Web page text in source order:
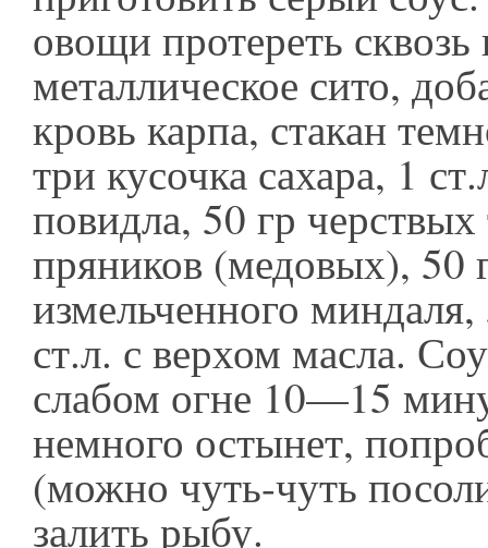
овощи протереть сквозь
металлическое сито,
кровь карпа, стакан
три кусочка сахара, 1
повидла, 50 гр
пряников (медовых), 50
измельченного
ст.л. с верхом масла.
слабом огне 10—15
немного остынет,
(можно чуть-чуть
залить рыбу.